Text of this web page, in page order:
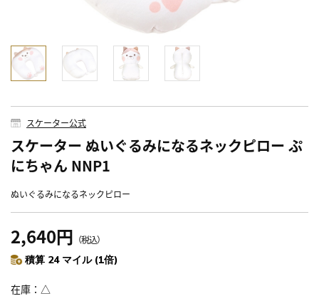
スケーター公式
スケーター ぬいぐるみになるネックピロー ぷ
にちゃん NNP1
ぬいぐるみになるネックピロー
2,640円 （税込）
積算 24 マイル (1倍)
在庫 △